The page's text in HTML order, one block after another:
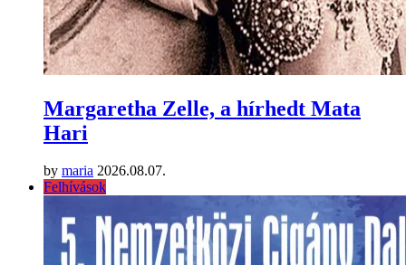
Margaretha Zelle, a hírhedt Mata
Hari
by maria 2026.08.07.
Felhívások